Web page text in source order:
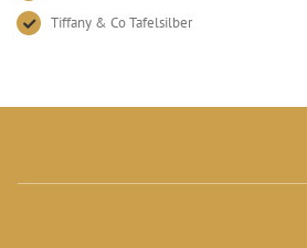
Tiffany & Co Tafelsilber